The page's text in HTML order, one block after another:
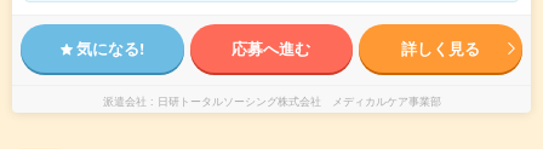
気になる! 応募へ進む 詳しく見る
派遣会社 日研トータルソーシング株式会社 メディカルケア事業部